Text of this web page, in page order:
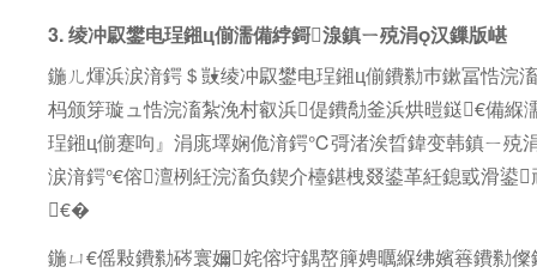
3. 绫冲叞鐢电珵鎺ц偂濡備綍鎶湶鎮ㄧ殑涓汉鏁版嵁
鍦ㄦ煇浜涙湇鍔＄敱绫冲叞鐢电珵鎺ц偂鐨勬巿鏉冨悎浣
杩颁笌璇ュ悎浣滀紮浼村叡浜偍鐨勪釜浜烘暟鎹€備
珵鎺ц偂蹇呴』涓庣墿娴佹湇鍔℃彁渚涘晢鍏变韩鎮ㄧ殑
涙湇鍔°€傛澶栵紝浣滀负鍥介檯鍖栧叕鍙革紝鎴戜滑
€�
鍦ㄩ€傜敤鐨勬硶寰嬭姹傛垨鍝嶅簲娉曞緥绋嬪簭鐨勬